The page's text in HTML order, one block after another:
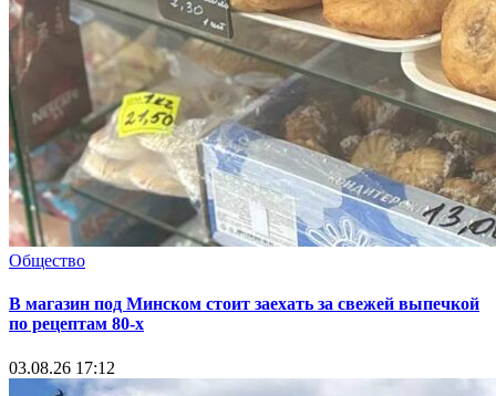
Общество
В магазин под Минском стоит заехать за свежей выпечкой
по рецептам 80-х
03.08.26 17:12